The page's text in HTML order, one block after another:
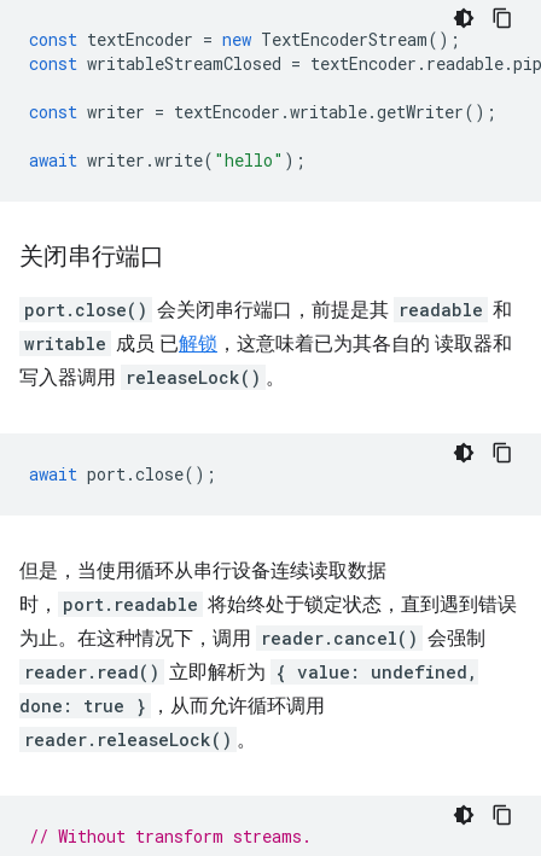
const textEncoder = new TextEncoderStream();
const writableStreamClosed = textEncoder . readable.
const writer = textEncoder .writable.getWriter();
await writer .write( "hello" );
关闭串行端口
port.close() 会关闭串行端口，前提是其 readable 和
writable 成员 已解锁 ，这意味着已为其各自的 读取器和
写入器调用 releaseLock() 。
await port.close();
但是，当使用循环从串行设备连续读取数据
时，
port.readable 将始终处于锁定状态，直到遇到错误
为止。在这种情况下，调用 reader.cancel() 会强制
reader.read() 立即解析为 { value: undefined,
done: true }
，从而允许循环调用
reader.releaseLock() 。
// Without transform streams.